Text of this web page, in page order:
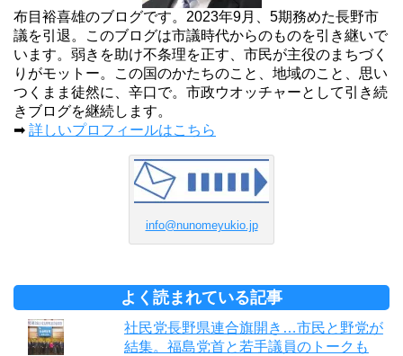
布目裕喜雄のブログです。2023年9月、5期務めた長野市
議を引退。このブログは市議時代からのものを引き継いで
います。弱きを助け不条理を正す、市民が主役のまちづく
りがモットー。この国のかたちのこと、地域のこと、思い
つくまま徒然に、辛口で。市政ウオッチャーとして引き続
きブログを継続します。
➡ 詳しいプロフィールはこちら
info@nunomeyukio.jp
よく読まれている記事
社民党長野県連合旗開き…市民と野党が
結集。福島党首と若手議員のトークも